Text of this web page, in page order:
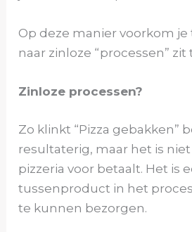
Op deze manier voorkom je
naar zinloze “processen” zit
Zinloze processen?
Zo klinkt “Pizza gebakken”
resultaterig, maar het is
pizzeria voor betaalt. Het is
tussenproduct in het
te kunnen bezorgen.